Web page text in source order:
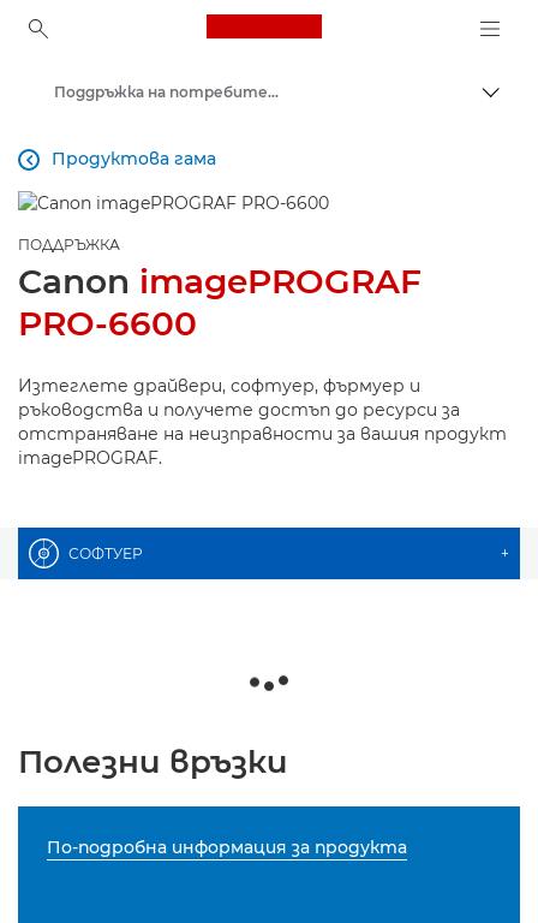
Canon Logo, back to
Поддръжка на потребителски продукти
Продуктова гама

ПОДДРЪЖКА
Canon imagePROGRAF
PRO-6600
Изтеглете драйвери, софтуер, фърмуер и
ръководства и получете достъп до ресурси за
отстраняване на неизправности за вашия продукт
imagePROGRAF.
СОФТУЕР +
Полезни връзки
По-подробна информация за продукта